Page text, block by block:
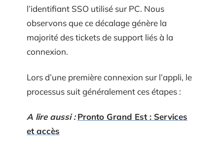
l’identifiant SSO utilisé sur PC. Nous
observons que ce décalage génère la
majorité des tickets de support liés à la
connexion.
Lors d’une première connexion sur l’appli, le
processus suit généralement ces étapes :
A lire aussi : Pronto Grand Est : Services
et accès